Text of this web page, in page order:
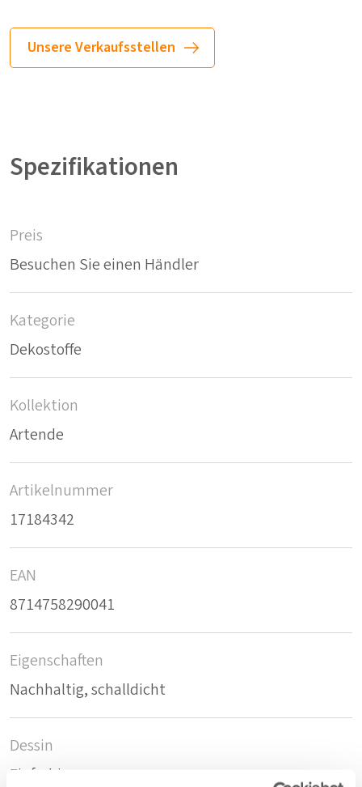
Unsere Verkaufsstellen
Spezifikationen
Preis
Besuchen Sie einen Händler
Kategorie
Dekostoffe
Kollektion
Artende
Artikelnummer
17184342
EAN
8714758290041
Eigenschaften
Nachhaltig, schalldicht
Dessin
Einfarbig